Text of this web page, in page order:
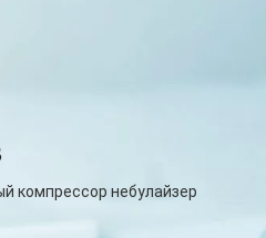
компрессор небулайзер